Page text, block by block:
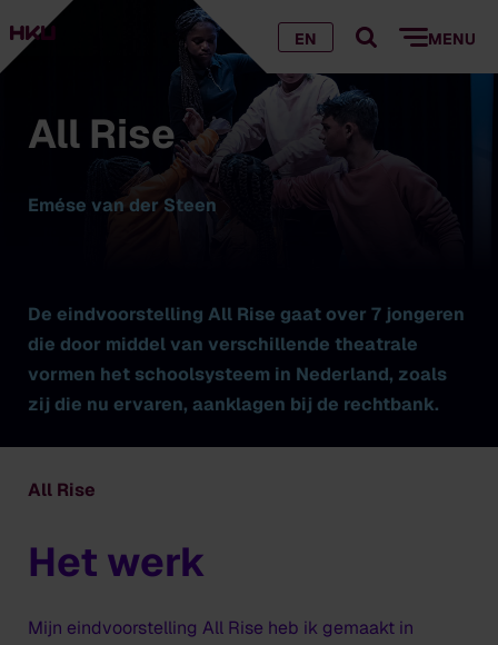
EN MENU
All Rise
Emése van der Steen
De eindvoorstelling All Rise gaat over 7 jongeren
die door middel van verschillende theatrale
vormen het schoolsysteem in Nederland, zoals
zij die nu ervaren, aanklagen bij de rechtbank.
All Rise
Het werk
Mijn eindvoorstelling All Rise heb ik gemaakt in